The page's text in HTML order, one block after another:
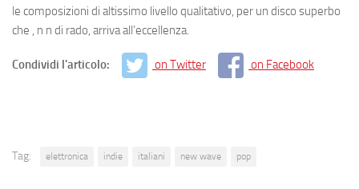
le composizioni di altissimo livello qualitativo, per un disco superbo
che , n n di rado, arriva all’eccellenza.
Condividi l'articolo: on Twitter on Facebook
Tag: elettronica indie italiani new wave pop